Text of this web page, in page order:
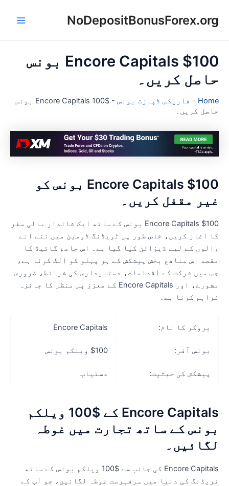
$100 Encore Capitals بونس
کریں۔
-فاریکس ڈپازٹ بونس-
$100 Encore Capitals بونس
کریں۔
$100 Encore Capitals بونس کو
مقفل کریں۔
$100 Encore Capitals بونس کے ساتھ ایک شاندار مالی سفر
آغاز کریں، خاص طور پر ٹریڈنگ ڈومین میں نئے آنے
کے لیے ڈیزائن کیا گیا ہے۔ اس جامع گائیڈ کا
اس منافع بخش پیشکش کے ہر پہلو کو الگ کرنا ہے،
میں شرکت کے اقدامات، دستبرداری کی شرائط، ضروری
مشورے، اور Encore Capitals کے معزز پس منظر کا جائزہ
کرنا ہے۔
بروکر کا نام: Encore Capitals
بونس آفر: $100 ویلکم بونس
پیشکش کی حیثیت: دستیاب
Encore Capitals کے $100 ویلکم
کے ساتھ تجارت میں غوطہ
Encore Capitals کی جانب سے $100 ویلکم بونس کے ساتھ
کی دنیا میں سرفہرست غوطہ لگائیں، جو آپ کے